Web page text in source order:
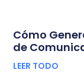
Cómo
de
LEER TODO